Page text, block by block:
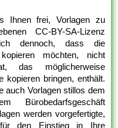
Ihnen frei, Vorlagen zu
CC-BY-SA-Lizenz
dennoch, dass die
möchten, nicht
das möglicherweise
kopieren bringen, enthält.
auch Vorlagen stillos dem
Bürobedarfsgeschäft
werden vorgefertigte,
für den Einstieg in Ihre